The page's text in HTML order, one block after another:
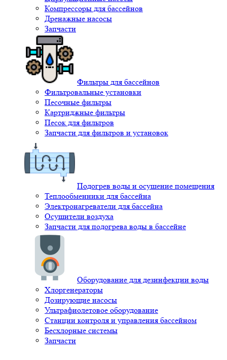
Компрессоры для бассейнов
Дренажные насосы
Запчасти
Фильтры для бассейнов
Фильтровальные установки
Песочные фильтры
Картриджные фильтры
Песок для фильтров
Запчасти для фильтров и установок
Подогрев воды и осушение помещения
Теплообменники для бассейна
Электронагреватели для бассейна
Осушители воздуха
Запчасти для подогрева воды в бассейне
Оборудование для дезинфекции воды
Хлоргенераторы
Дозирующие насосы
Ультрафиолетовое оборудование
Станции контроля и управления бассейном
Бесхлорные системы
Запчасти